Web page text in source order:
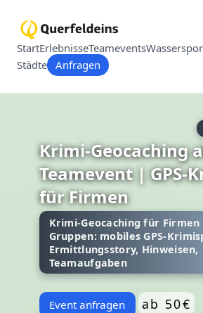
StartErlebnisseTeamevents
Städte Anfragen
Krimi-Geocaching
Teamevent | GPS-
für Firmen
Krimi-Geocaching für Firmen
Gruppen: mobiles GPS-
Ermittlungsstory, Hinweisen,
Teamaufgaben
Event anfragen ab 50€